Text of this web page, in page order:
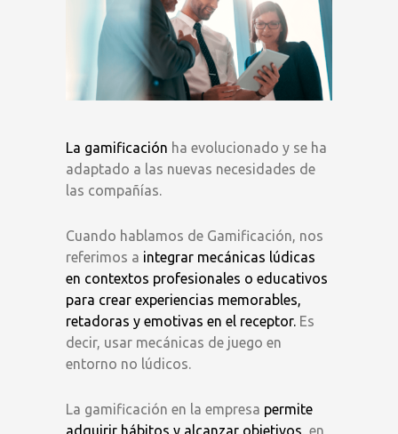
La gamificación ha evolucionado y se ha
adaptado a las nuevas necesidades de
las compañías.
Cuando hablamos de Gamificación, nos
referimos a integrar mecánicas lúdicas
en contextos profesionales o educativos
para crear experiencias memorables,
retadoras y emotivas en el receptor. Es
decir, usar mecánicas de juego en
entorno no lúdicos.
La gamificación en la empresa permite
adquirir hábitos y alcanzar objetivos, en